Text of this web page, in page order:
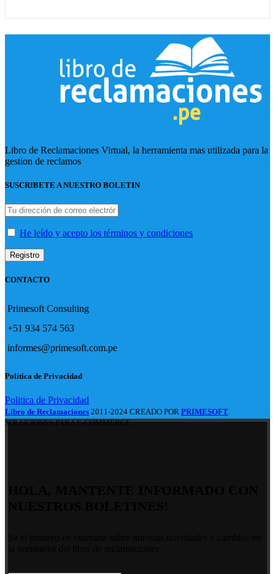
Libro de Reclamaciones Virtual, la herramienta mas utilizada para la
gestion de reclamos
SUSCRIBETE A NUESTRO BOLETIN
He leído y acepto los términos y condiciones
CONTACTO
Primesoft Consulting
+51 934 574 563
informes@primesoft.com.pe
Política de Privacidad
Politica de Privacidad
Libro de Reclamaciones 2011-2024 CREADO POR PRIMESOFT
SOLUCIONES PARA E-COMMERCE.